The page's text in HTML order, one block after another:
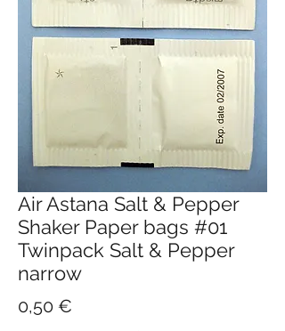
Air Astana Salt & Pepper
Shaker Paper bags #01
Twinpack Salt & Pepper
narrow
0,50 €